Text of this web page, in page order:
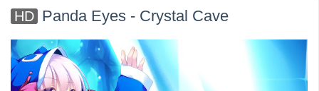
HD Panda Eyes - Crystal Cave